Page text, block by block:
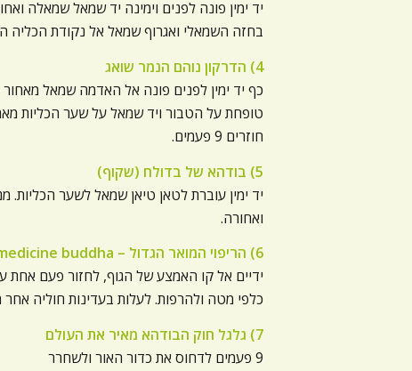
יד ימין פונה לפנים וימינה יד שמאל שמאלה
בחזה השמאלי ואגרוף שמאל אל נקודת הכליה
4) הדרקון נוהם הנמר שואג
כף יד ימין לפנים פונה אל האדמה שמאל
חוזרים 9 פעמים.
5) בודהא של בדולח (שקוף)
ואחורה.
6) הריפוי המואר הגדול – the great medicine buddha
ידיים אל קו האמצע של הגוף, לחזור פעם
כלפי מטה ולהרפות. לעלות בעדינות חוליה אחר חוליה.
7) גלגל חוק הבודהא מאיר את העולם
9 פעמים לדחוס את כדור האור ולשחרר